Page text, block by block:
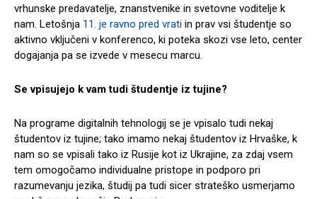
vrhunske predavatelje, znanstvenike in svetovne voditelje k
nam. Letošnja 11. je ravno pred vrati in prav vsi študentje so
aktivno vključeni v konferenco, ki poteka skozi vse leto, center
dogajanja pa se izvede v mesecu marcu.
Se vpisujejo k vam tudi študentje iz tujine?
Na programe digitalnih tehnologij se je vpisalo tudi nekaj
študentov iz tujine; tako imamo nekaj študentov iz Hrvaške, k
nam so se vpisali tako iz Rusije kot iz Ukrajine, za zdaj vsem
tem omogočamo individualne pristope in podporo pri
razumevanju jezika, študij pa tudi sicer strateško usmerjamo